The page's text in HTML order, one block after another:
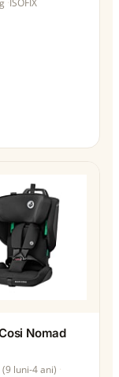
Nomad
luni-4 ani)